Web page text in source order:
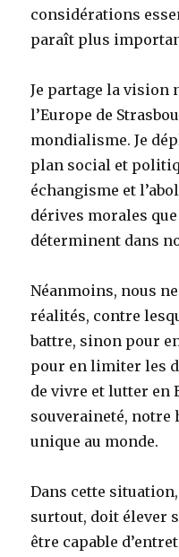
considérations
paraît plus
Je partage la vision
l’Europe de
mondialisme. Je
plan social et
échangisme et
dérives morales
déterminent dans
Néanmoins, nous
réalités, contre
battre, sinon pour
pour en limiter les
de vivre et lutter en
souveraineté,
unique au monde.
Dans cette
surtout, doit élever
être capable